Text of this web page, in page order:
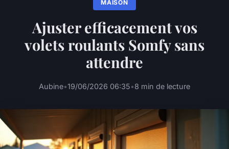
MAISON
Ajuster efficacement vos
volets roulants Somfy sans
attendre
Aubine•19/06/2026 06:35•8 min de lecture